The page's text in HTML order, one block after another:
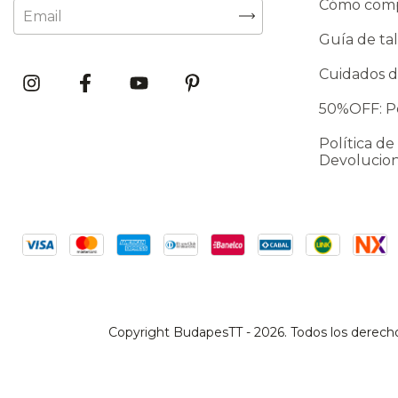
Cómo
Guía de
Cuidados
50%OFF:
Política de
Copyright BudapesTT - 2026. Todos los